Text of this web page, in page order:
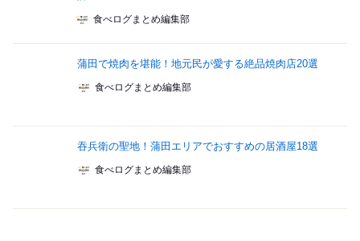
食べログまとめ編集部
蒲田で焼肉を堪能！地元民が愛する絶品焼肉店20選
食べログまとめ編集部
吞兵衛の聖地！蒲田エリアでおすすめの居酒屋18選
食べログまとめ編集部